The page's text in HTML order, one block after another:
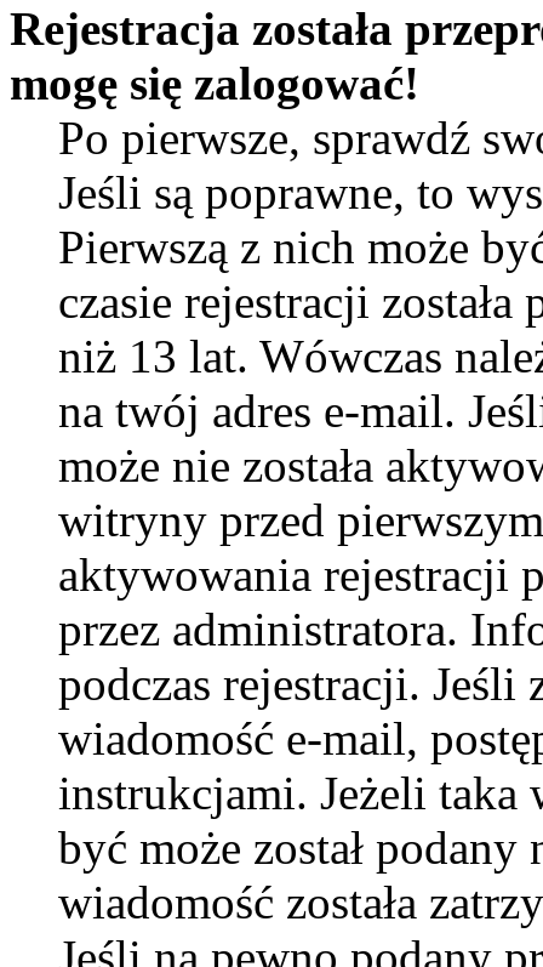
Rejestracja została
mogę się zalogować!
Po pierwsze, sprawdź
Jeśli są poprawne, to
Pierwszą z nich może
czasie rejestracji
niż 13 lat. Wówczas
na twój adres e-mail.
może nie została
witryny przed
aktywowania rejestracji
przez administratora.
podczas rejestracji. Jeśli
wiadomość e-mail,
instrukcjami. Jeżeli taka
być może został
wiadomość została